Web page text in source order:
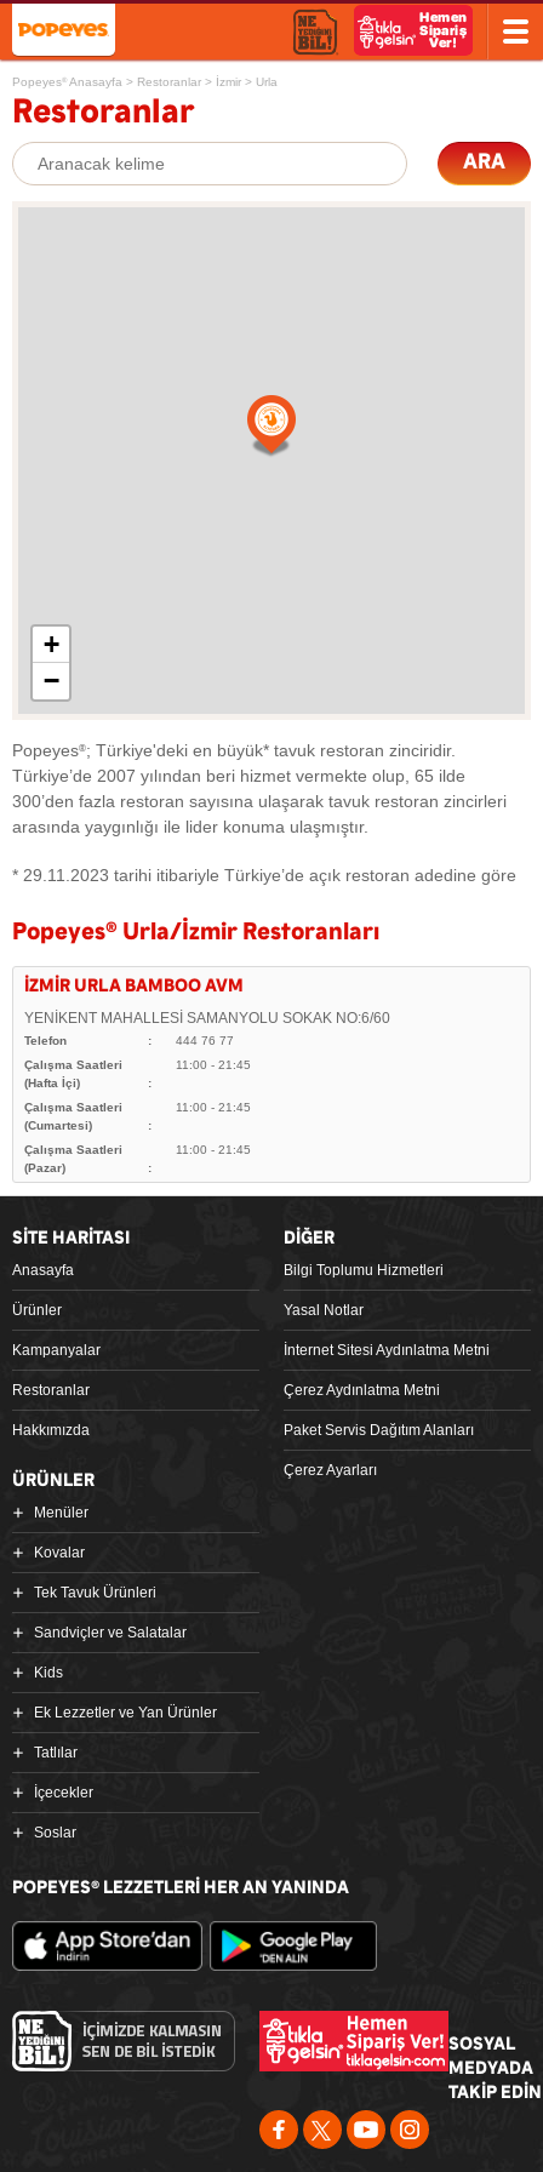
Popeyes® Anasayfa > Restoranlar > İzmir > Urla
Restoranlar
ARA
+
−
Popeyes®; Türkiye'deki en büyük* tavuk restoran zinciridir.
Türkiye’de 2007 yılından beri hizmet vermekte olup, 65 ilde
300’den fazla restoran sayısına ulaşarak tavuk restoran zincirleri
arasında yaygınlığı ile lider konuma ulaşmıştır.
* 29.11.2023 tarihi itibariyle Türkiye’de açık restoran adedine göre
Popeyes® Urla/İzmir Restoranları
İZMİR URLA BAMBOO AVM
YENİKENT MAHALLESİ SAMANYOLU SOKAK NO:6/60
Telefon
444 76 77
Çalışma Saatleri
(Hafta İçi)
11:00 - 21:45
Çalışma Saatleri
(Cumartesi)
11:00 - 21:45
Çalışma Saatleri
(Pazar)
11:00 - 21:45
SİTE HARİTASI
Anasayfa
Ürünler
Kampanyalar
Restoranlar
Hakkımızda
DİĞER
Bilgi Toplumu Hizmetleri
Yasal Notlar
İnternet Sitesi Aydınlatma Metni
Çerez Aydınlatma Metni
Paket Servis Dağıtım Alanları
Çerez Ayarları
ÜRÜNLER
Menüler
Kovalar
Tek Tavuk Ürünleri
Sandviçler ve Salatalar
Kids
Ek Lezzetler ve Yan Ürünler
Tatlılar
İçecekler
Soslar
POPEYES® LEZZETLERİ HER AN YANINDA
SOSYAL
MEDYADA
TAKİP EDİN